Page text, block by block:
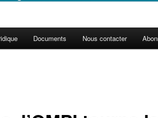
Documents Nous contacter